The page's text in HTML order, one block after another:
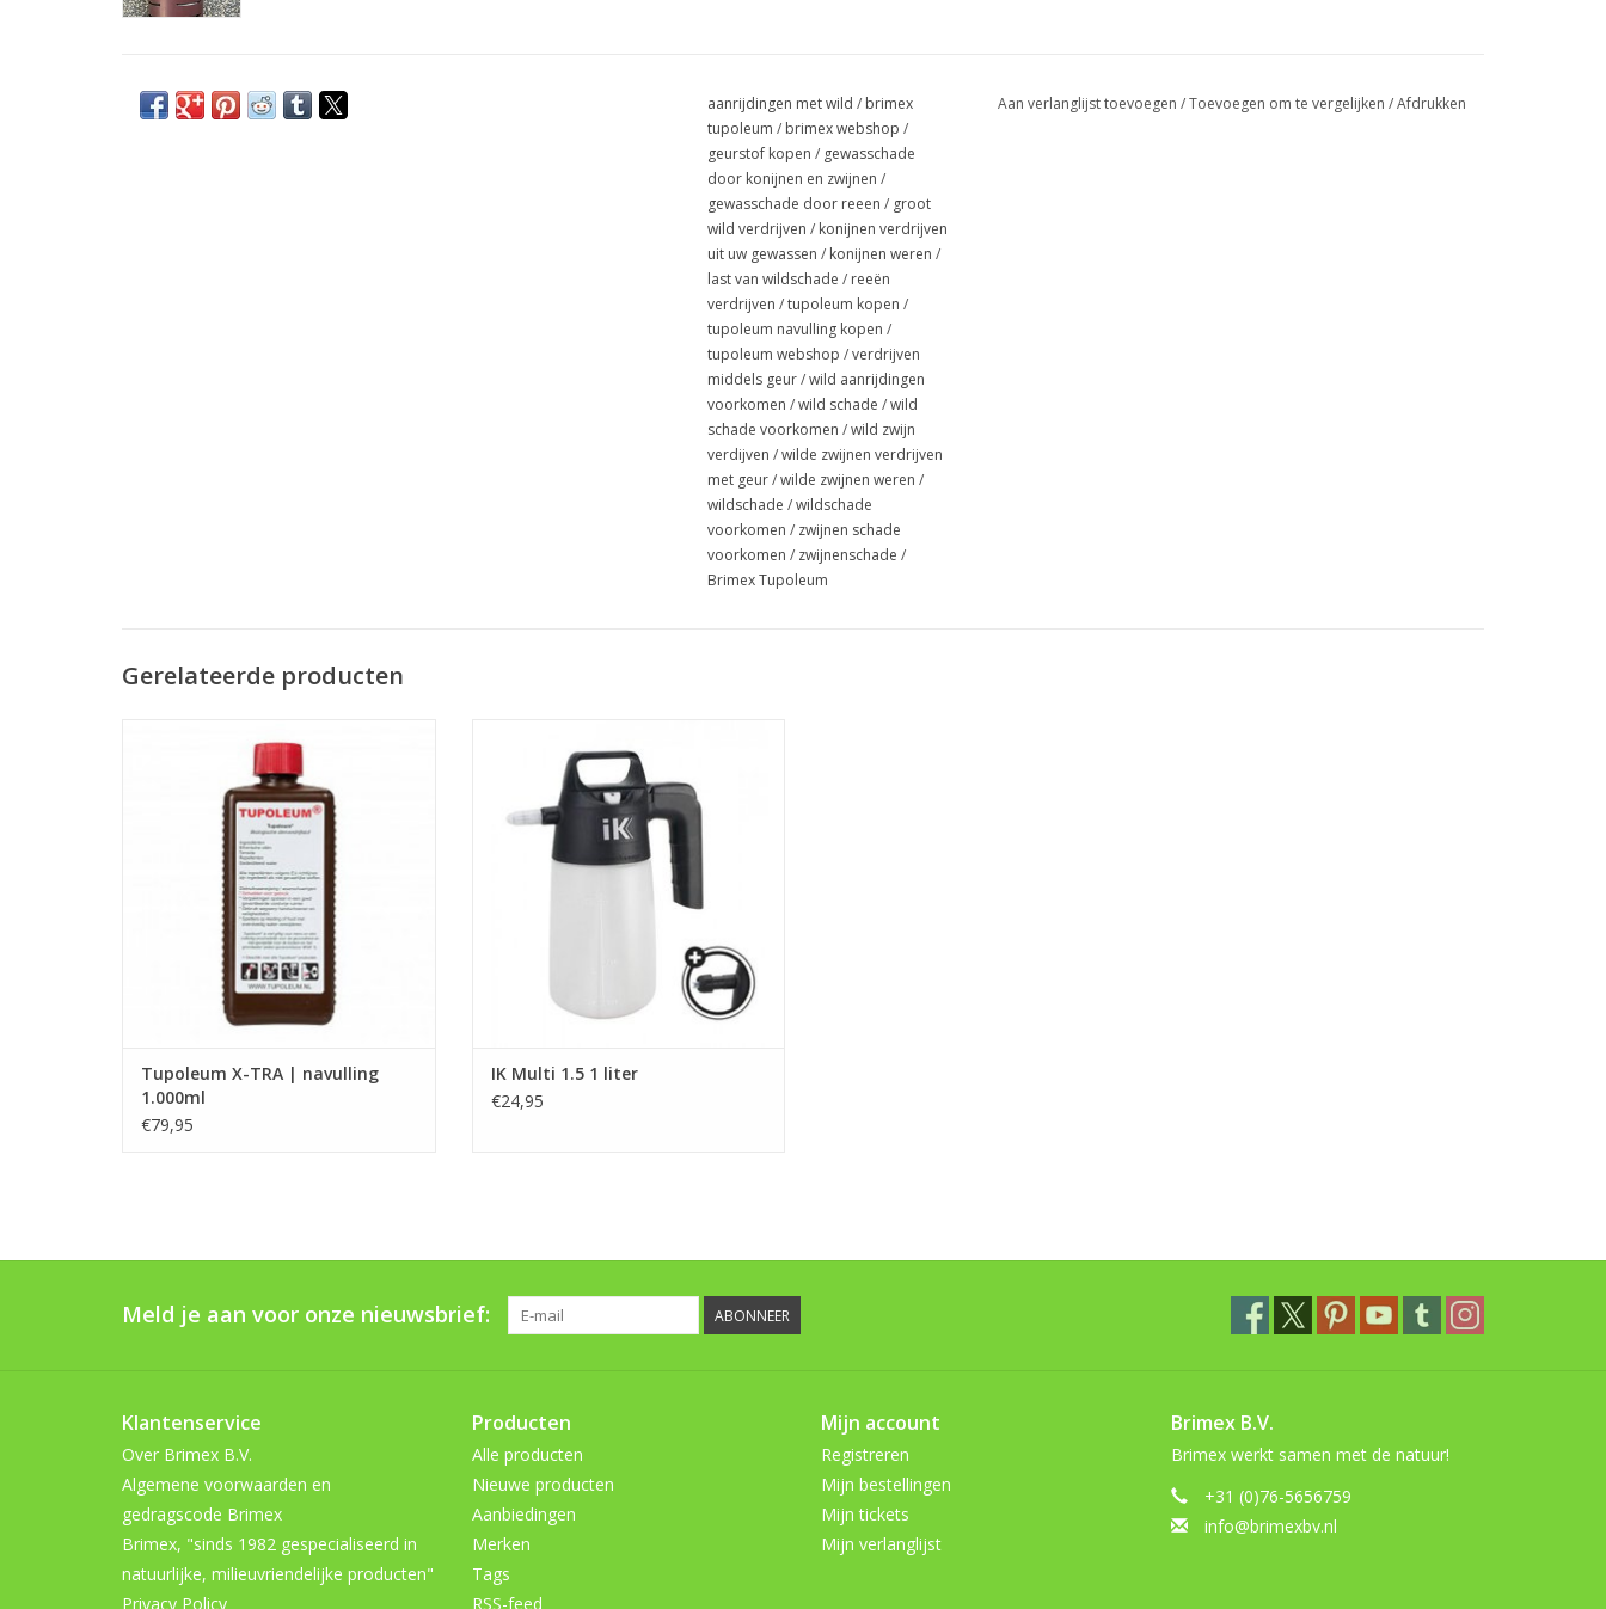
aanrijdingen met wild / brimex
tupoleum / brimex webshop /
geurstof kopen / gewasschade
door konijnen en zwijnen /
gewasschade door reeen / groot
wild verdrijven / konijnen verdrijven
uit uw gewassen / konijnen weren /
last van wildschade / reeën
verdrijven /tupoleum kopen /
tupoleum navulling kopen /
tupoleum webshop /verdrijven
middels geur/wild aanrijdingen
voorkomen /wild schade /wild
schade voorkomen /wild zwijn
verdijven /wilde zwijnen verdrijven
met geur/wilde zwijnen weren /
wildschade /wildschade
voorkomen / zwijnen schade
voorkomen / zwijnenschade /
Brimex Tupoleum
Aan verlanglijst toevoegen /Toevoegen om te vergelijken /Afdrukken
Gerelateerde producten
TOEVOEGEN AAN WINKELWAGEN
Tupoleum X-TRA | navulling
1.000ml
€79,95
TOEVOEGEN AAN WINKELWAGEN
IK Multi 1.5 1 liter
€24,95
Meld je aan voor onze nieuwsbrief: ABONNEER
Klantenservice
Over Brimex B.V.
Algemene voorwaarden en
gedragscode Brimex
Brimex, "sinds 1982 gespecialiseerd in
natuurlijke, milieuvriendelijke producten"
Privacy Policy
Producten
Alle producten
Nieuwe producten
Aanbiedingen
Merken
Tags
RSS-feed
Mijn account
Registreren
Mijn bestellingen
Mijn tickets
Mijn verlanglijst
Brimex B.V.
Brimex werkt samen met de natuur!
+31 (0)76-5656759
info@brimexbv.nl